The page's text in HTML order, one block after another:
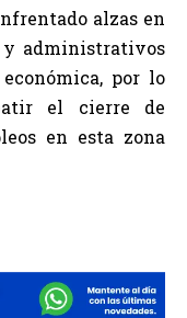
alzas en
y administrativos
por lo
el cierre de
en esta zona